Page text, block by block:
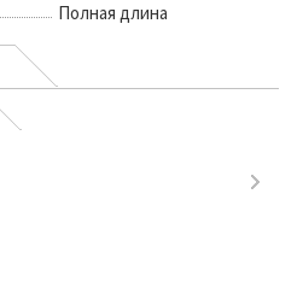
Полная длина